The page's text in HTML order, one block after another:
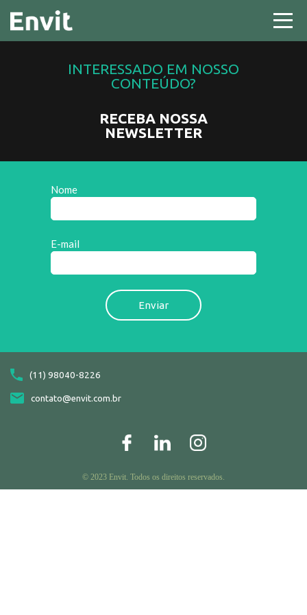
INTERESSADO EM NOSSO
CONTEÚDO?
RECEBA NOSSA
NEWSLETTER
Nome
E-mail
(11) 98040-8226
contato@envit.com.br
© 2023 Envit. Todos os direitos reservados.